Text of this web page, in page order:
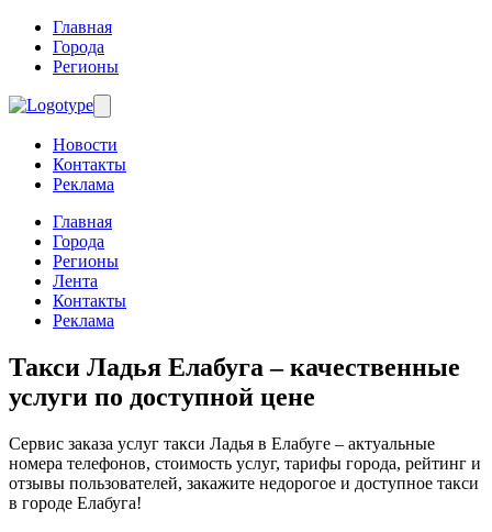
Главная
Города
Регионы
Новости
Контакты
Реклама
Главная
Города
Регионы
Лента
Контакты
Реклама
Такси Ладья Елабуга – качественные
услуги по доступной цене
Сервис заказа услуг такси Ладья в Елабуге – актуальные
номера телефонов, стоимость услуг, тарифы города, рейтинг и
отзывы пользователей, закажите недорогое и доступное такси
в городе Елабуга!